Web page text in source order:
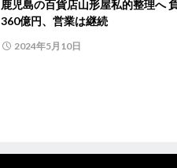
鹿児島の百貨店山形屋私的整理へ
360億円、営業は継続
2024年5月10日